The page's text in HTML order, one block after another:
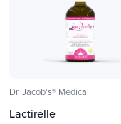
Dr. Jacob's® Medical
Lactirelle